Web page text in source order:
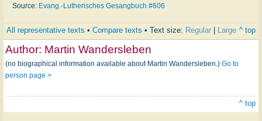
Source: Evang.-Lutherisches Gesangbuch #606
All representative texts • Compare texts • Text size: Regular Large ^ top
Author: Martin Wandersleben
(no biographical information available about Martin Wandersleben.) Go to
person page >
^ top